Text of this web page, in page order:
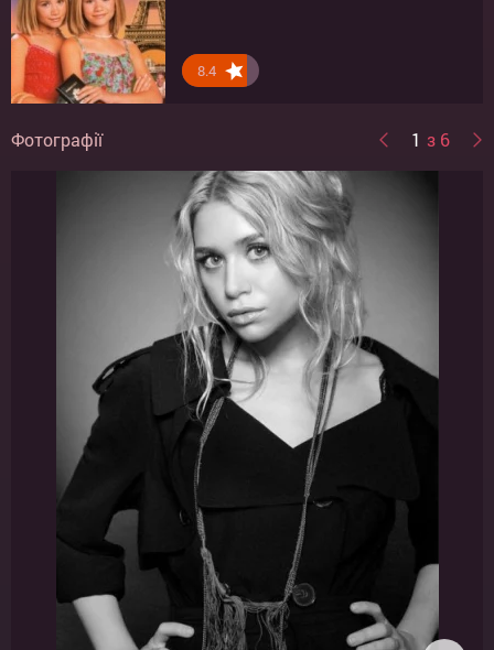
8.4
8.2
8.2
7.9
Фотографії 1 з 6